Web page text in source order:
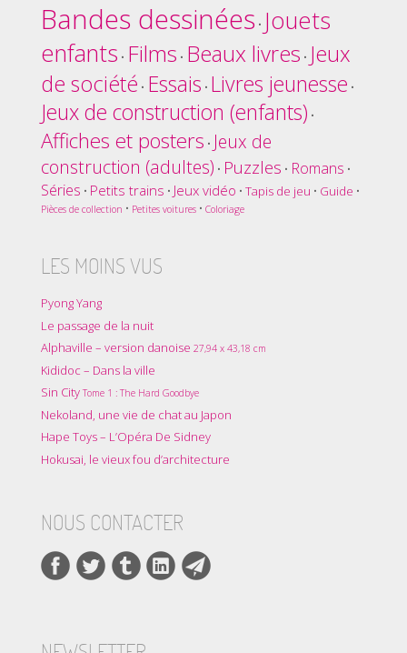
Bandes dessinées• Jouets
enfants • Films • Beaux livres • Jeux
de société • Essais • Livres jeunesse •
Jeux de construction (enfants) •
Affiches et posters • Jeux de
construction (adultes) • Puzzles • Romans •
Séries • Petits trains • Jeux vidéo • Tapis de jeu • Guide •
Pièces de collection • Petites voitures• Coloriage
LES MOINS VUS
Pyong Yang
Le passage de la nuit
Alphaville – version danoise 27,94 x 43,18 cm
Kididoc – Dans la ville
Sin City Tome 1 : The Hard Goodbye
Nekoland, une vie de chat au Japon
Hape Toys – L’Opéra De Sidney
Hokusai, le vieux fou d’architecture
NOUS CONTACTER